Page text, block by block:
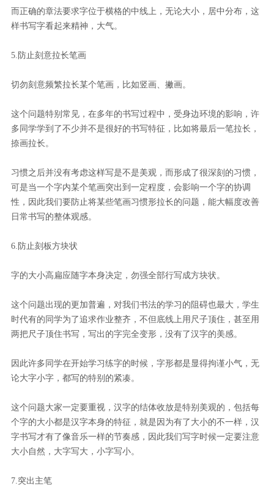
而正确的章法要求字位于横格的中线上，无论大小，居中分布，这
样书写字看起来精神，大气。
5.防止刻意拉长笔画
切勿刻意频繁拉长某个笔画，比如竖画、撇画。
这个问题特别常见，在多年的书写过程中，受身边环境的影响，许
多同学学到了不少并不是很好的书写特征，比如将最后一笔拉长，
捺画拉长。
习惯之后并没有考虑这样写是不是美观，而形成了很深刻的习惯，
可是当一个字内某个笔画突出到一定程度，会影响一个字的协调
性，因此我们要防止将某些笔画习惯形拉长的问题，能大幅度改善
日常书写的整体观感。
6.防止刻板方块状
字的大小高扁应随字本身决定，勿强全部行写成方块状。
这个问题出现的更加普遍，对我们书法的学习的阻碍也最大，学生
时代有的同学为了追求作业整齐，不但底线上用尺子顶住，甚至用
两把尺子顶住书写，写出的字完全变形，没有了汉字的美感。
因此许多同学在开始学习练字的时候，字形都是显得拘谨小气，无
论大字小字，都写的特别的紧凑。
这个问题大家一定要重视，汉字的结体收放是特别美观的，包括每
个字的大小都是汉字本身的特征，就是因为有了大小的不一样，汉
字书写才有了像音乐一样的节奏感，因此我们写字时候一定要注意
大小自然，大字写大，小字写小。
7.突出主笔